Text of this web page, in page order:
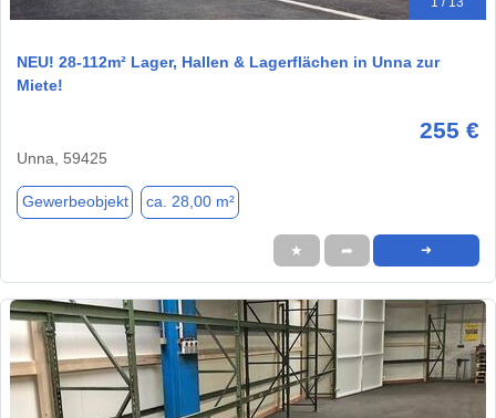
NEU! 28-112m² Lager, Hallen & Lagerflächen in Unna zur
Miete!
255 €
Unna, 59425
Gewerbeobjekt ca. 28,00 m²
★ ➦ ➜